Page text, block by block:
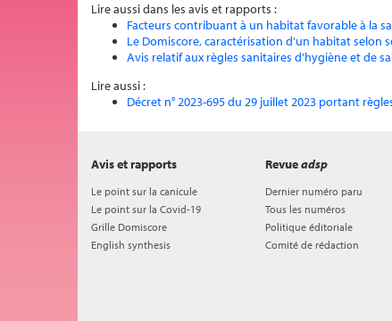
Lire aussi dans les avis et rapports :
Facteurs contribuant à un habitat favorable à la
Le Domiscore, caractérisation d’un habitat selon
Avis relatif aux règles sanitaires d'hygiène et de
Lire aussi :
Décret n° 2023-695 du 29 juillet 2023 portant
Avis et rapports
Le point sur la canicule
Le point sur la Covid-19
Grille Domiscore
English synthesis
Revueadsp
Dernier numéro paru
Tous les numéros
Politique éditoriale
Comité de rédaction